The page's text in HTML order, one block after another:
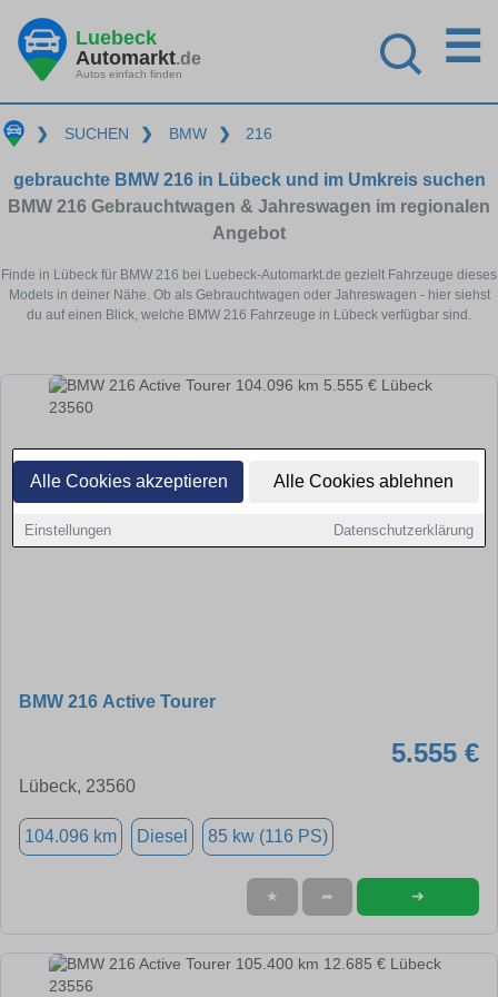
Alle Cookies akzeptieren Alle Cookies ablehnen
Einstellungen Datenschutzerklärung
Luebeck
Automarkt.de
Autos einfach finden
☰
❯ SUCHEN ❯ BMW ❯ 216
gebrauchte BMW 216 in Lübeck und im Umkreis suchen
BMW 216 Gebrauchtwagen & Jahreswagen im regionalen
Angebot
Finde in Lübeck für BMW 216 bei Luebeck-Automarkt.de gezielt Fahrzeuge dieses
Models in deiner Nähe. Ob als Gebrauchtwagen oder Jahreswagen - hier siehst
du auf einen Blick, welche BMW 216 Fahrzeuge in Lübeck verfügbar sind.
BMW 216 Active Tourer
5.555 €
Lübeck, 23560
104.096 km Diesel 85 kw (116 PS)
★ ➦ ➜